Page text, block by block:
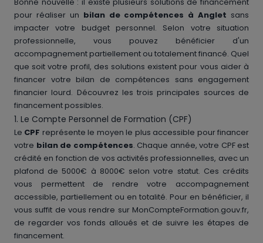
pour réaliser un bilan de compétences à Anglet sans
impacter votre budget personnel. Selon votre situation
professionnelle, vous pouvez bénéficier d'un
accompagnement partiellement ou totalement financé. Quel
que soit votre profil, des solutions existent pour vous aider à
financer votre bilan de compétences sans engagement
financier lourd. Découvrez les trois principales sources de
financement possibles.
1. Le Compte Personnel de Formation (CPF)
Le CPF représente le moyen le plus accessible pour financer
votre bilan de compétences. Chaque année, votre CPF est
crédité en fonction de vos activités professionnelles, avec un
plafond de 5000€ à 8000€ selon votre statut. Ces crédits
vous permettent de rendre votre accompagnement
accessible, partiellement ou en totalité. Pour en bénéficier, il
vous suffit de vous rendre sur MonCompteFormation.gouv.fr,
de regarder vos fonds alloués et de suivre les étapes de
financement.